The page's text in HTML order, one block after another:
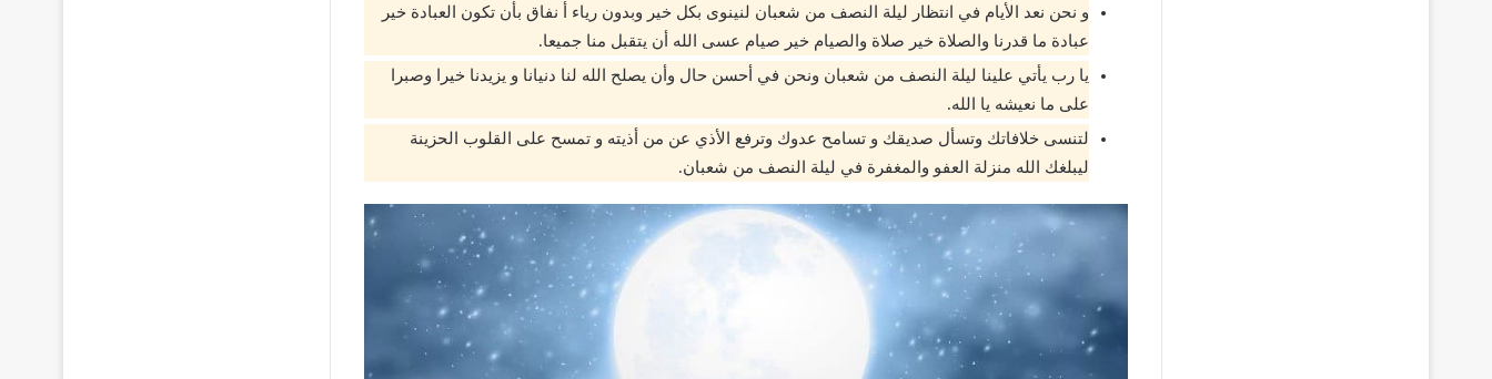
و نحن نعد الأيام في انتظار ليلة النصف من شعبان لنينوى بكل خير وبدون رياء أ نفاق بأن تكون العبادة خير
عبادة ما قدرنا والصلاة خير صلاة والصيام خير صيام عسى الله أن يتقبل منا جميعا.
يا رب يأتي علينا ليلة النصف من شعبان ونحن في أحسن حال وأن يصلح الله لنا دنيانا و يزيدنا خيرا وصبرا
على ما نعيشه يا الله.
لتنسى خلافاتك وتسأل صديقك و تسامح عدوك وترفع الأذي عن من أذيته و تمسح على القلوب الحزينة
ليبلغك الله منزلة العفو والمغفرة في ليلة النصف من شعبان.